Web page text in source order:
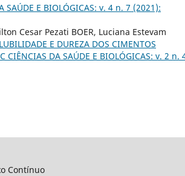
SAÚDE E BIOLÓGICAS: v. 4 n. 7 (2021):
Cesar Pezati BOER, Luciana Estevam
E DUREZA DOS CIMENTOS
CIÊNCIAS DA SAÚDE E BIOLÓGICAS: v. 2 n.
Contínuo